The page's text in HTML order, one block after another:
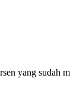
yang sudah